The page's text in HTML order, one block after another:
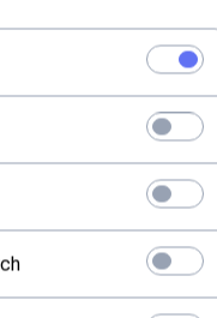
Płyn do płukania tkanin